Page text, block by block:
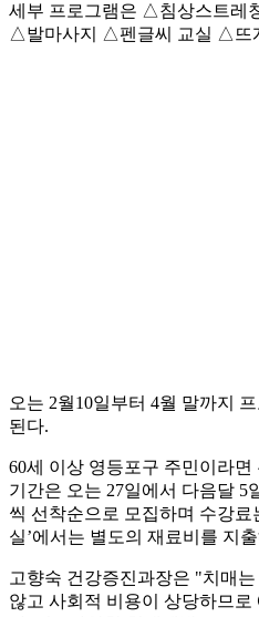
세부 프로그램은 △침상스트레
△발마사지 △펜글씨 교실 △뜨
오는 2월10일부터 4월 말까지
된다.
60세 이상 영등포구 주민이라
기간은 오는 27일에서 다음달 5
씩 선착순으로 모집하며 수강료
실’에서는 별도의 재료비를 지
고향숙 건강증진과장은 "치매
않고 사회적 비용이 상당하므